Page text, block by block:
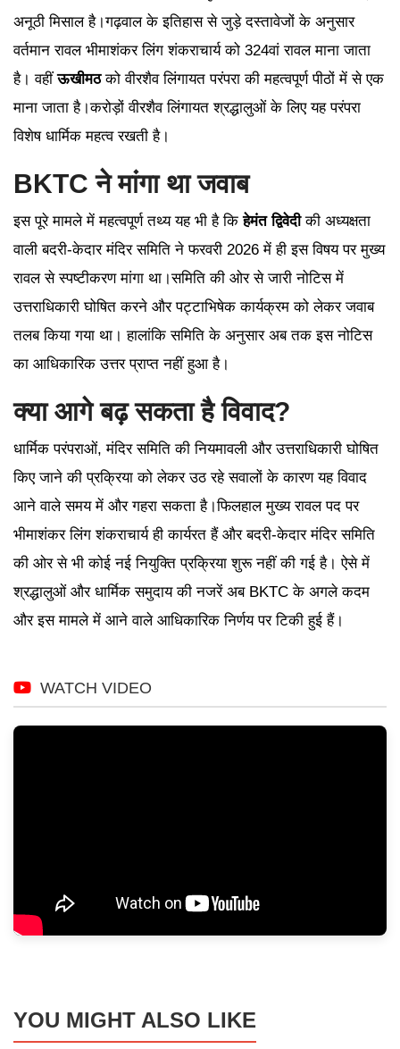
अनूठी मिसाल है।गढ़वाल के इतिहास से जुड़े दस्तावेजों के अनुसार
वर्तमान रावल भीमाशंकर लिंग शंकराचार्य को 324वां रावल माना जाता
है। वहींऊखीमठको वीरशैव लिंगायत परंपरा की महत्वपूर्ण पीठों में से एक
माना जाता है।करोड़ों वीरशैव लिंगायत श्रद्धालुओं के लिए यह परंपरा
विशेष धार्मिक महत्व रखती है।
BKTC ने मांगा था जवाब
इस पूरे मामले में महत्वपूर्ण तथ्य यह भी है किहेमंत द्विवेदीकी अध्यक्षता
वाली बदरी-केदार मंदिर समिति ने फरवरी 2026 में ही इस विषय पर मुख्य
रावल से स्पष्टीकरण मांगा था।समिति की ओर से जारी नोटिस में
उत्तराधिकारी घोषित करने और पट्टाभिषेक कार्यक्रम को लेकर जवाब
तलब किया गया था। हालांकि समिति के अनुसार अब तक इस नोटिस
का आधिकारिक उत्तर प्राप्त नहीं हुआ है।
क्या आगे बढ़ सकता है विवाद?
धार्मिक परंपराओं, मंदिर समिति की नियमावली और उत्तराधिकारी घोषित
किए जाने की प्रक्रिया को लेकर उठ रहे सवालों के कारण यह विवाद
आने वाले समय में और गहरा सकता है।फिलहाल मुख्य रावल पद पर
भीमाशंकर लिंग शंकराचार्य ही कार्यरत हैं और बदरी-केदार मंदिर समिति
की ओर से भी कोई नई नियुक्ति प्रक्रिया शुरू नहीं की गई है। ऐसे में
श्रद्धालुओं और धार्मिक समुदाय की नजरें अब BKTC के अगले कदम
और इस मामले में आने वाले आधिकारिक निर्णय पर टिकी हुई हैं।
WATCH VIDEO
YOU MIGHT ALSO LIKE